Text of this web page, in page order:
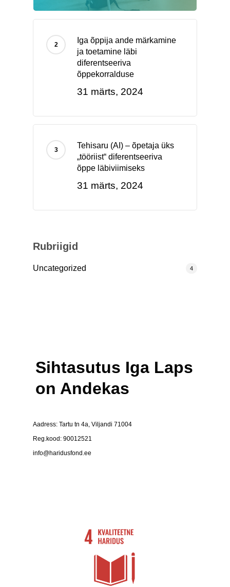
Iga õppija ande märkamine
ja toetamine läbi
diferentseeriva
õppekorralduse
31 märts, 2024
Tehisaru (AI) – õpetaja üks
„tööriist“ diferentseeriva
õppe läbiviimiseks
31 märts, 2024
Rubriigid
Uncategorized 4
Sihtasutus Iga Laps
on Andekas
Aadress: Tartu tn 4a, Viljandi 71004
Reg.kood: 90012521
info@haridusfond.ee